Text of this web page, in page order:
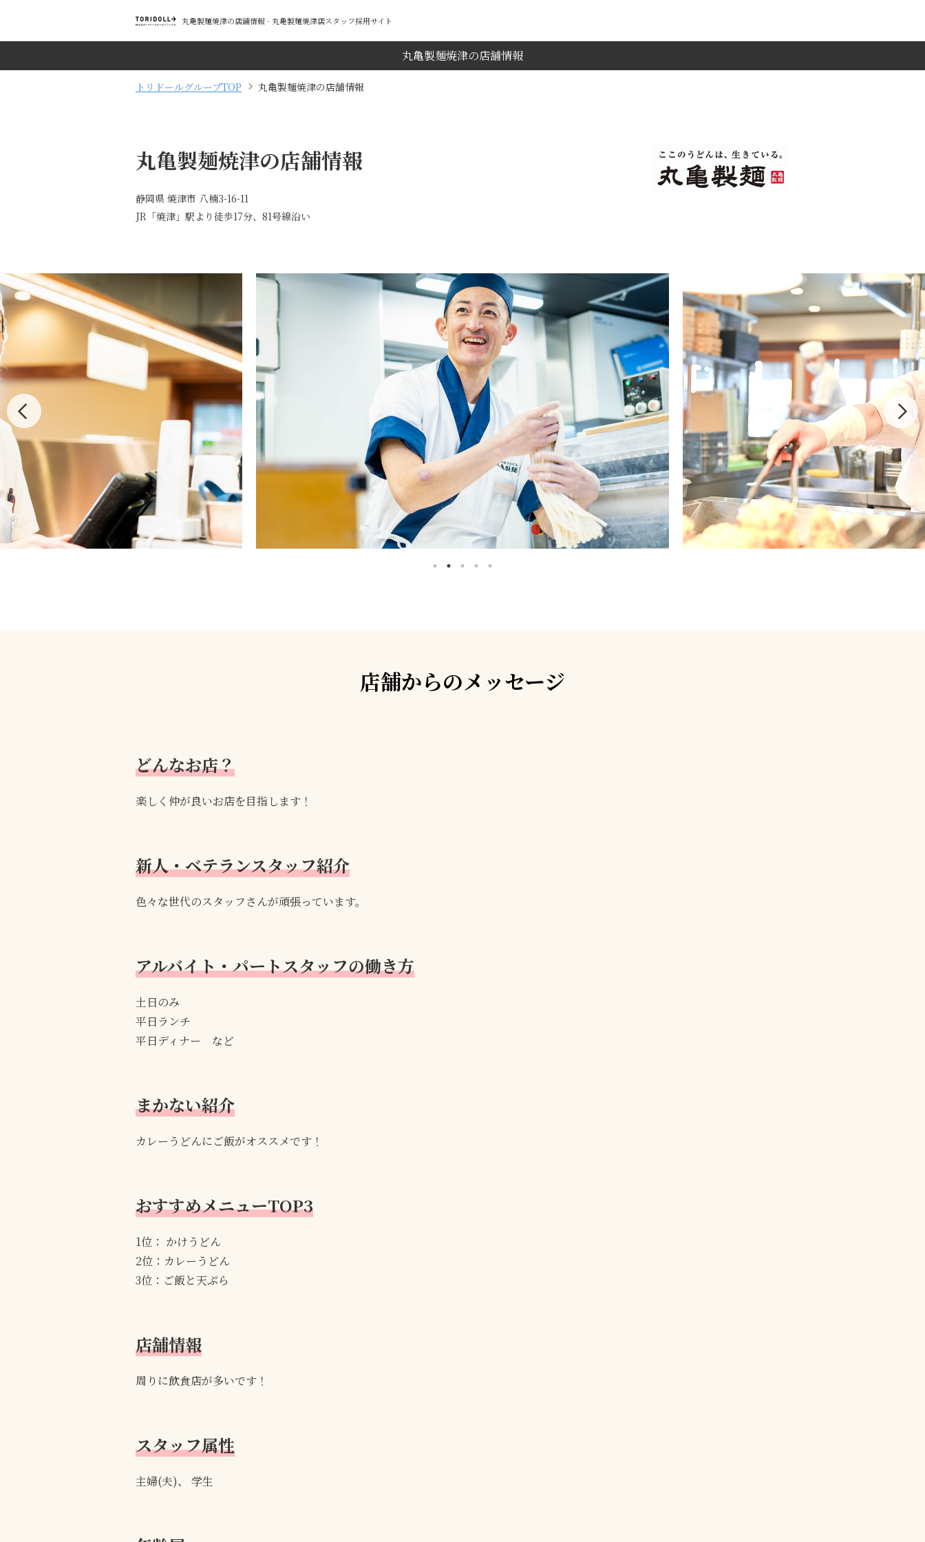
丸亀製麺焼津の店舗情報 - 丸亀製麺焼津店スタッフ採用サイト
丸亀製麺焼津の店舗情報
トリドールグループTOP 丸亀製麺焼津の店舗情報
丸亀製麺焼津の店舗情報
静岡県 焼津市 八楠3-16-11
JR「焼津」駅より徒歩17分、81号線沿い
店舗からのメッセージ
どんなお店？
楽しく仲が良いお店を目指します！
新人・ベテランスタッフ紹介
色々な世代のスタッフさんが頑張っています。
アルバイト・パートスタッフの働き方
土日のみ
平日ランチ
平日ディナー など
まかない紹介
カレーうどんにご飯がオススメです！
おすすめメニューTOP3
1位： かけうどん
2位：カレーうどん
3位：ご飯と天ぷら
店舗情報
周りに飲食店が多いです！
スタッフ属性
主婦(夫)、 学生